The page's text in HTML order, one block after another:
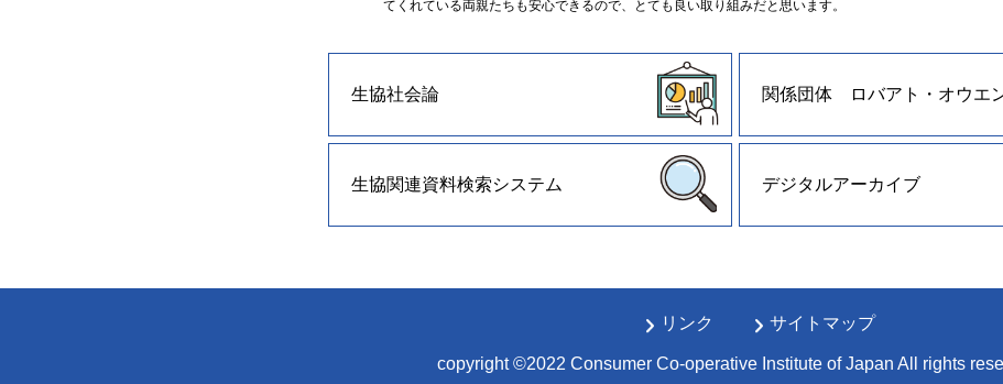
てくれている両親たちも安心できるので、とても良い取り組みだと思います。
生協社会論 関係団体 ロバアト・オウエ
生協関連資料検索システム デジタルアーカイブ
リンク サイトマップ
copyright ©2022 Consumer Co-operative Institute of Japan All rights